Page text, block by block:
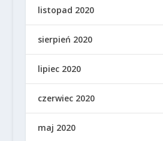
listopad 2020
sierpień 2020
lipiec 2020
czerwiec 2020
maj 2020